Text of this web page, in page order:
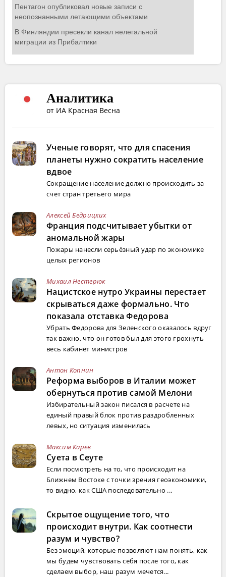
Аналитика
от ИА Красная Весна
Ученые говорят, что для спасения
планеты нужно сократить население
вдвое
Сокращение население должно происходить за
счет стран третьего мира
Алексей Бедрицких
Франция подсчитывает убытки от
аномальной жары
Пожары нанесли серьёзный удар по экономике
целых регионов
Михаил Нестерюк
Нацистское нутро Украины перестает
скрываться даже формально. Что
показала отставка Федорова
Убрать Федорова для Зеленского оказалось вдруг
так важно, что он готов был для этого грохнуть
весь кабинет министров
Антон Копнин
Реформа выборов в Италии может
обернуться против самой Мелони
Избирательный закон писался в расчете на
единый правый блок против раздробленных
левых, но ситуация изменилась
Максим Карев
Суета в Сеуте
Если посмотреть на то, что происходит на
Ближнем Востоке с точки зрения геоэкономики,
то видно, как США последовательно ...
Скрытое ощущение того, что
происходит внутри. Как соотнести
разум и чувство?
Без эмоций, которые позволяют нам понять, как
мы будем чувствовать себя после того, как
сделаем выбор, наш разум мечется...